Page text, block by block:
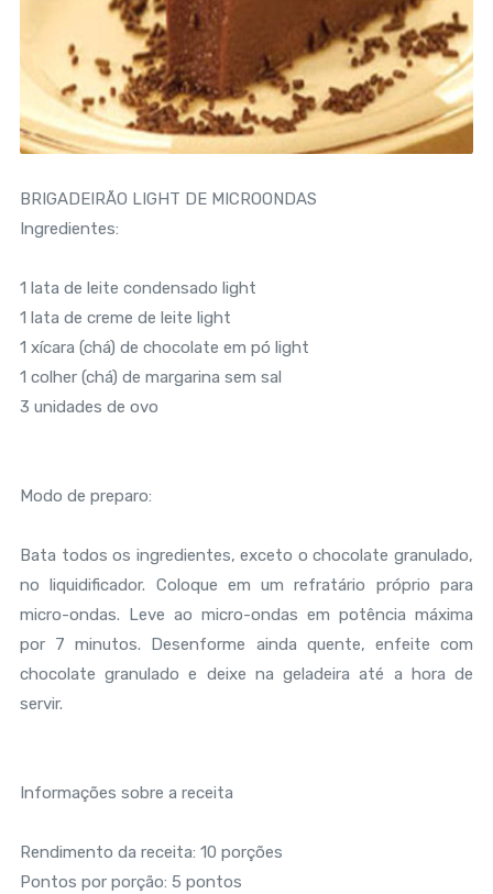
BRIGADEIRÃO LIGHT DE MICROONDAS
Ingredientes:
1 lata de leite condensado light
1 lata de creme de leite light
1 xícara (chá) de chocolate em pó light
1 colher (chá) de margarina sem sal
3 unidades de ovo
Modo de preparo:
Bata todos os ingredientes, exceto o chocolate granulado,
no liquidificador. Coloque em um refratário próprio para
micro-ondas. Leve ao micro-ondas em potência máxima
por 7 minutos. Desenforme ainda quente, enfeite com
chocolate granulado e deixe na geladeira até a hora de
servir.
Informações sobre a receita
Rendimento da receita: 10 porções
Pontos por porção: 5 pontos